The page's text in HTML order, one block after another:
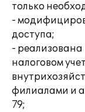
только
-
доступа;
- реализована
налоговом
филиалами и
79;